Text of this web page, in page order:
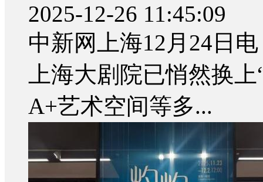
2025-12-26 11:45:09
中新网上海12月24日
上海大剧院已悄然换
A+艺术空间等多...